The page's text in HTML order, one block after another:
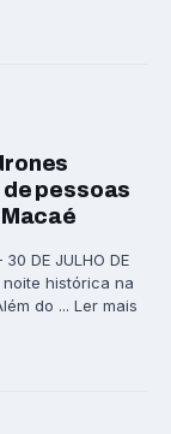
pessoas
30 DE JULHO DE
histórica na
do ... Ler mais